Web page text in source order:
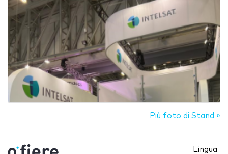
Più foto di Stand »
Lingua